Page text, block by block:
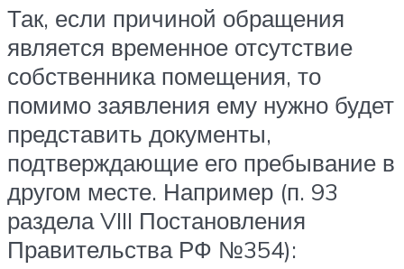
Так, если причиной обращения
является временное отсутствие
собственника помещения, то
помимо заявления ему нужно будет
представить документы,
подтверждающие его пребывание в
другом месте. Например (п. 93
раздела VIII Постановления
Правительства РФ №354):